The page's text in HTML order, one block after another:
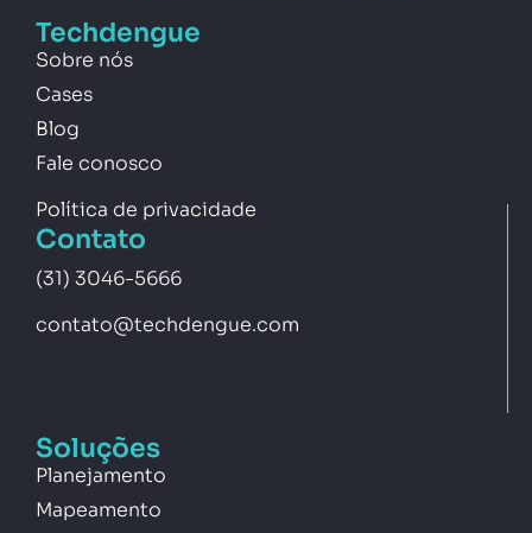
Techdengue
Sobre nós
Cases
Blog
Fale conosco
Política de privacidade
Contato
(31) 3046-5666
contato@techdengue.com
Soluções
Planejamento
Mapeamento